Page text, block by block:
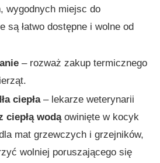
wygodnych miejsc do
są łatwo dostępne i wolne od
– rozważ zakup termicznego
ciepła– lekarze weterynarii
ciepłą wodąowinięte w kocyk
mat grzewczych i grzejników,
wolniej poruszającego się